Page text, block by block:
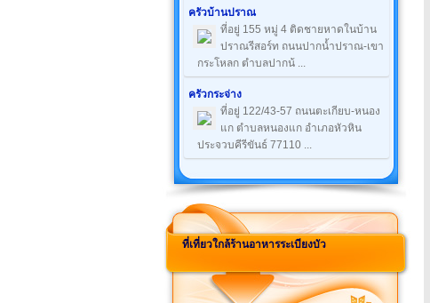
ครัวบ้านปราณ
ที่อยู่ 155 หมู่ 4 ติดชายหาดในบ้าน
ปราณรีสอร์ท ถนนปากน้ำปราณ-เขา
กระโหลก ตำบลปากน้ ...
ครัวกระจ่าง
ที่อยู่ 122/43-57 ถนนตะเกียบ-หนอง
แก ตำบลหนองแก อำเภอหัวหิน
ประจวบคีรีขันธ์ 77110 ...
ที่เที่ยวใกล้ร้านอาหารระเบียงบัว